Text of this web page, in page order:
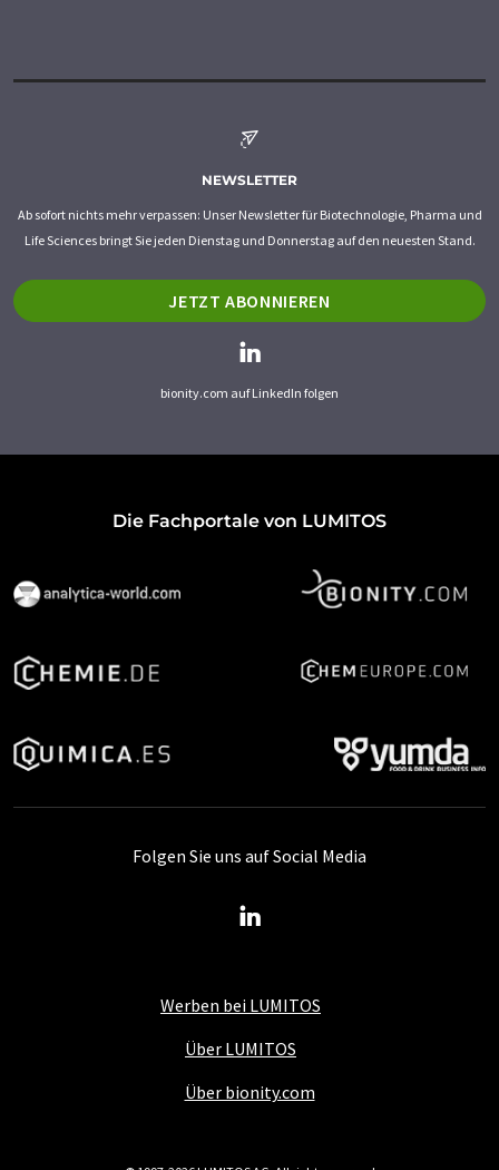
NEWSLETTER
Ab sofort nichts mehr verpassen: Unser Newsletter für Biotechnologie, Pharma und
Life Sciences bringt Sie jeden Dienstag und Donnerstag auf den neuesten Stand.
JETZT ABONNIEREN
bionity.com auf LinkedIn folgen
Die Fachportale von LUMITOS
Werben bei LUMITOS
Über LUMITOS
Über bionity.com
Folgen Sie uns auf Social Media